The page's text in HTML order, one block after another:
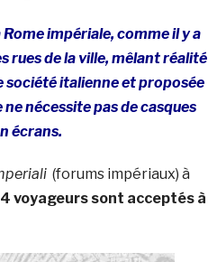
impériale, comme il y a
rues de la ville, mêlant réalité
société italienne et proposée
nécessite pas de casques
écrans.
(forums impériaux) à
voyageurs sont acceptés à